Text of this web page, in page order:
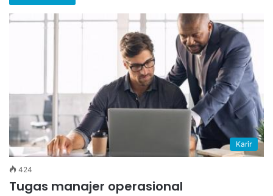
Karir
424
Tugas manajer operasional